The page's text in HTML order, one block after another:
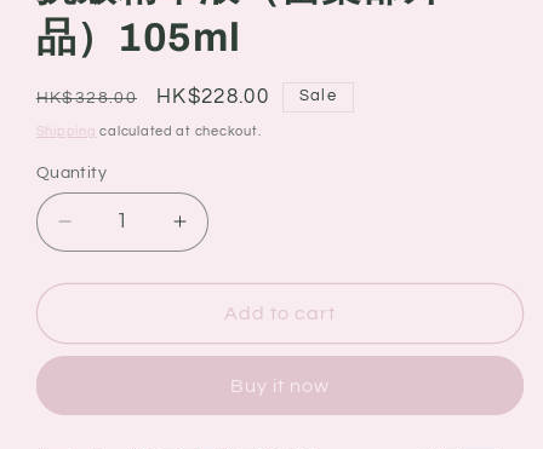
品）105ml
Regular
price
HK$328.00
Sale
price
HK$228.00 Sale
Shipping calculated at checkout.
Quantity
Quantity
Decrease
quantity
for
本
容
Increase
quantity
for
本
容
Add to cart
Buy it now